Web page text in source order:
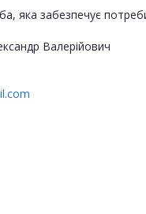
яка забезпечує
Валерійович